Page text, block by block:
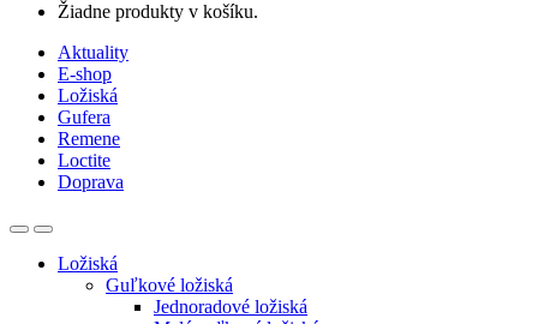
Žiadne produkty v košíku.
Aktuality
E-shop
Ložiská
Gufera
Remene
Loctite
Doprava
Ložiská
Guľkové ložiská
Jednoradové ložiská